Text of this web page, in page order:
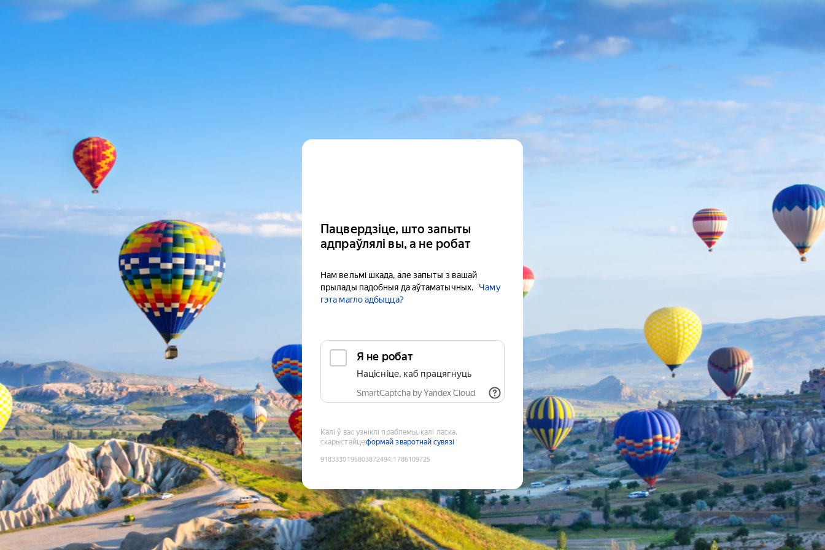
Пацвердзіце, што запыты
адпраўлялі вы, а не робат
Нам вельмі шкада, але запыты з вашай
прылады падобныя да аўтаматычных.
Чаму
гэта магло адбыцца?
Я не робат
Націсніце, каб працягнуць
SmartCaptcha by Yandex Cloud
Калі ў вас узніклі праблемы, калі ласка,
скарыстайцеформай зваротнай сувязі
9183330195803872494:1786109725